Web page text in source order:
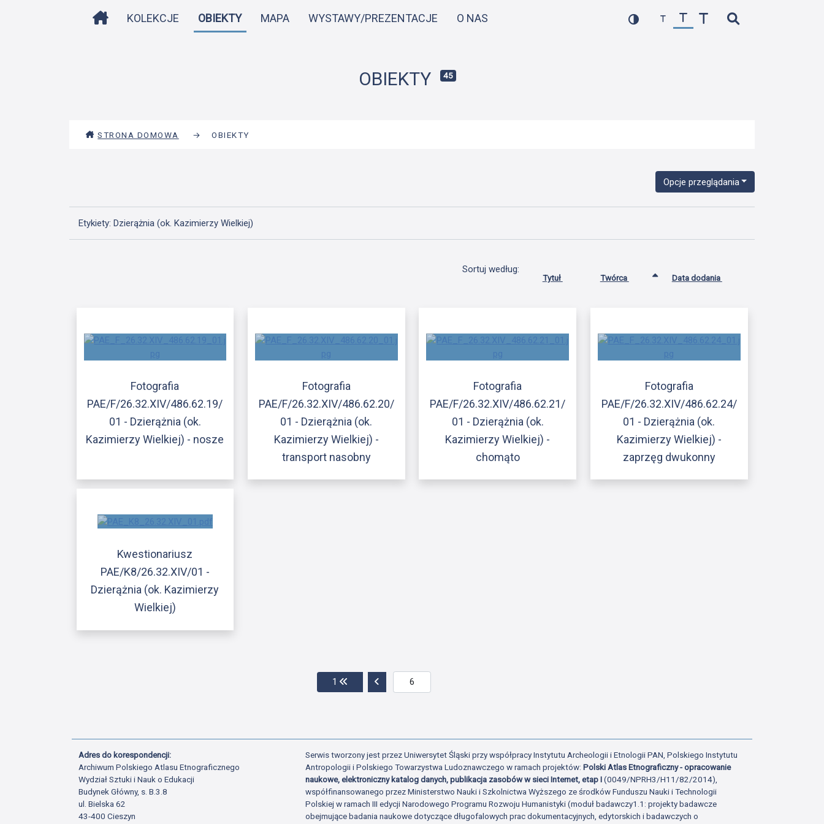
do
STRONA DOMOWA
KOLEKCJE OBIEKTY MAPA WYSTAWY/PREZENTACJE O NAS
OBIEKTY 45
STRONA DOMOWA → OBIEKTY
Opcje przeglądania
Etykiety: Dzierążnia (ok. Kazimierzy Wielkiej)
Sortuj według:
Tytuł Twórca Data dodania
Fotografia
PAE/F/26.32.XIV/486.62.19/
01 - Dzierążnia (ok.
Kazimierzy Wielkiej) - nosze
Fotografia
PAE/F/26.32.XIV/486.62.20/
01 - Dzierążnia (ok.
Kazimierzy Wielkiej) -
transport nasobny
Fotografia
PAE/F/26.32.XIV/486.62.21/
01 - Dzierążnia (ok.
Kazimierzy Wielkiej) -
chomąto
Fotografia
PAE/F/26.32.XIV/486.62.24/
01 - Dzierążnia (ok.
Kazimierzy Wielkiej) -
zaprzęg dwukonny
Kwestionariusz
PAE/K8/26.32.XIV/01 -
Dzierążnia (ok. Kazimierzy
Wielkiej)
1 Przejdź do pierwszej strony
Przejdź do poprzedniej strony
Adres do korespondencji:
Archiwum Polskiego Atlasu Etnograficznego
Wydział Sztuki i Nauk o Edukacji
Budynek Główny, s. B.3.8
ul. Bielska 62
43-400 Cieszyn
Serwis tworzony jest przez Uniwersytet Śląski przy współpracy Instytutu Archeologii i Etnologii PAN, Polskiego Instytutu
Antropologii i Polskiego Towarzystwa Ludoznawczego w ramach projektów:Polski Atlas Etnograficzny - opracowanie
naukowe, elektroniczny katalog danych, publikacja zasobów w sieci Internet, etap I(0049/NPRH3/H11/82/2014),
współfinansowanego przez Ministerstwo Nauki i Szkolnictwa Wyższego ze środków Funduszu Nauki i Technologii
Polskiej w ramach III edycji Narodowego Programu Rozwoju Humanistyki (moduł badawczy1.1: projekty badawcze
obejmujące badania naukowe dotyczące długofalowych prac dokumentacyjnych, edytorskich i badawczych o